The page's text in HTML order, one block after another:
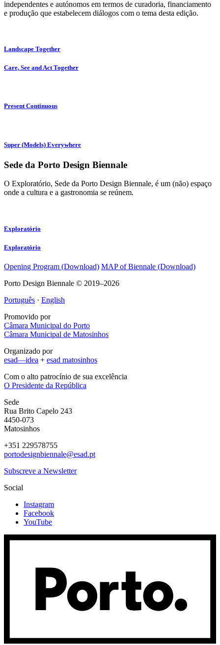
independentes e autónomos em termos de curadoria, financiamento
e produção que estabelecem diálogos com o tema desta edição.
Landscape Together
Care, See and Act Together
Present Continuous
Super (Models) Everywhere
Sede da Porto Design Biennale
O Exploratório, Sede da Porto Design Biennale, é um (não) espaço
onde a cultura e a gastronomia se reúnem.
Exploratório
Exploratório
Opening Program (Download) MAP of Biennale (Download)
Porto Design Biennale © 2019–2026
Português · English
Promovido por
Câmara Municipal do Porto
Câmara Municipal de Matosinhos
Organizado por
esad—idea + esad matosinhos
Com o alto patrocínio de sua excelência
O Presidente da República
Sede
Rua Brito Capelo 243
4450-073
Matosinhos
+351 229578755
portodesignbiennale@esad.pt
Subscreve a Newsletter
Social
Instagram
Facebook
YouTube